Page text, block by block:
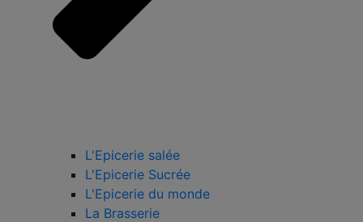
L'Epicerie salée
L'Epicerie Sucrée
L'Epicerie du monde
La Brasserie